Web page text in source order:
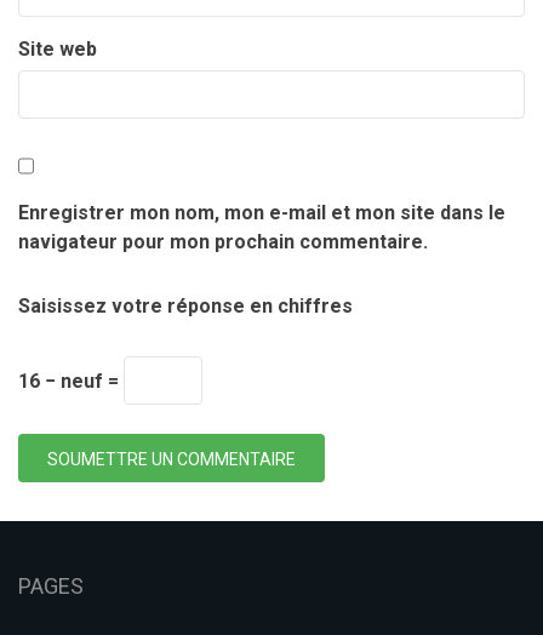
Site web
Enregistrer mon nom, mon e-mail et mon site dans le
navigateur pour mon prochain commentaire.
Saisissez votre réponse en chiffres
16 − neuf =
SOUMETTRE UN COMMENTAIRE
PAGES